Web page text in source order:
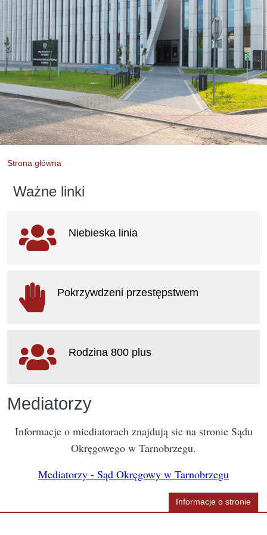
Strona główna
Mediatorzy
Informacje o miediatorach znajdują sie na stronie Sądu
Okręgowego w Tarnobrzegu.
Mediatorzy - Sąd Okręgowy w Tarnobrzegu
Ważne linki
Ważne
linki
Niebieska linia
nowym
Pokrzywdzeni przestępstwem
nowym
Rodzina 800 plus
się
w
oknie
Informacje o stronie